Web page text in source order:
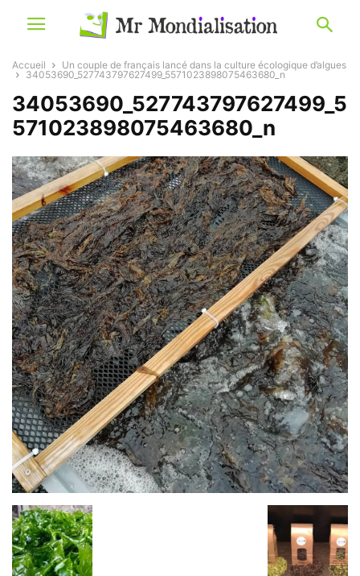
Accueil
Un couple de français lancé dans la culture écologique d’algues
34053690_527743797627499_5571023898075463680_n
34053690_527743797627499_5
571023898075463680_n